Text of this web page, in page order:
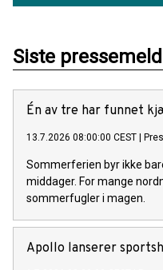
Siste
Én av tre har funnet
13.7.2026 08:00:00 CEST
Sommerferien byr ikke
middager. For mange
sommerfugler i magen.
Apollo lanserer